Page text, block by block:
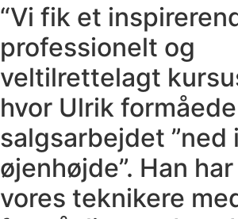
“Vi fik et
professionelt og
veltilrettelagt
hvor Ulrik
salgsarbejdet ”ned i
øjenhøjde”. Han
vores teknikere